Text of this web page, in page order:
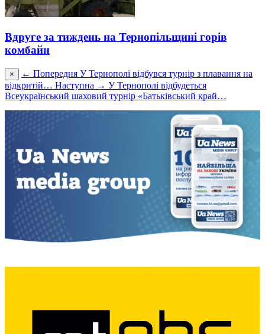
Вдруге за тиждень на Тернопільщині горів
комбайн
× ← Попередня У Тернополі відбувся турнір з плавання на
відкритій… Наступна → У Тернополі відбудеться
Всеукраїнський шаховий турнір «Батьківський край…